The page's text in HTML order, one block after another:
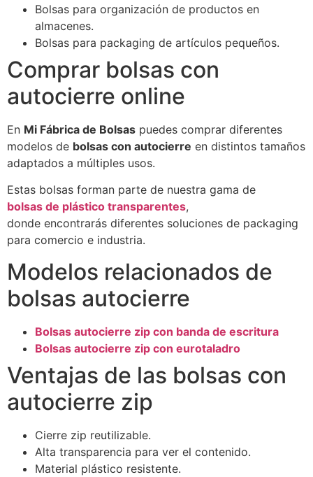
Bolsas para organización de productos en
almacenes.
Bolsas para packaging de artículos pequeños.
Comprar bolsas con
autocierre online
En Mi Fábrica de Bolsas puedes comprar diferentes
modelos de bolsas con autocierre en distintos tamaños
adaptados a múltiples usos.
Estas bolsas forman parte de nuestra gama de
bolsas de plástico transparentes,
donde encontrarás diferentes soluciones de packaging
para comercio e industria.
Modelos relacionados de
bolsas autocierre
Bolsas autocierre zip con banda de escritura
Bolsas autocierre zip con eurotaladro
Ventajas de las bolsas con
autocierre zip
Cierre zip reutilizable.
Alta transparencia para ver el contenido.
Material plástico resistente.